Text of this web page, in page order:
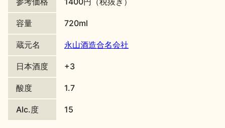
日本酒の楽しみ方特集
地酒・イベント情報
容量 720ml
蔵元名 永山酒造合名会社
日本酒度 +3
酸度 1.7
Alc.度 15